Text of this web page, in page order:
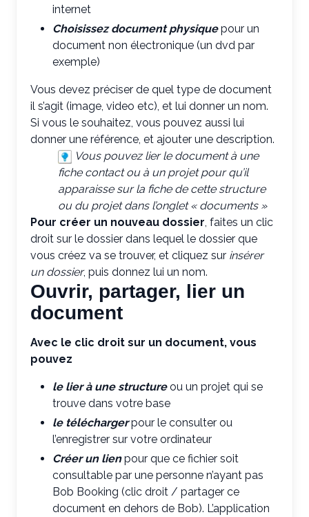
internet
Choisissez document physiquepour un
document non électronique (un dvd par
exemple)
Vous devez préciser de quel type de document
il s’agit (image, video etc), et lui donner un nom.
Si vous le souhaitez, vous pouvez aussi lui
donner une référence, et ajouter une description.
Vous pouvez lier le document à une
fiche contact ou à un projet pour qu’il
apparaisse sur la fiche de cette structure
ou du projet dans l’onglet « documents »
Pour créer un nouveau dossier, faites un clic
droit sur le dossier dans lequel le dossier que
vous créez va se trouver, et cliquez sur insérer
un dossier, puis donnez lui un nom.
Ouvrir, partager, lier un
document
Avec le clic droit sur un document, vous
pouvez
le lier à une structureou un projet qui se
trouve dans votre base
le téléchargerpour le consulter ou
l’enregistrer sur votre ordinateur
Créer un lienpour que ce fichier soit
consultable par une personne n’ayant pas
Bob Booking (clic droit / partager ce
document en dehors de Bob). L’application